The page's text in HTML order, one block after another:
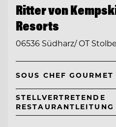
Ritter von
Resorts
06536 Südharz/ OT
SOUS CHEF
STELLVERTRETENDE